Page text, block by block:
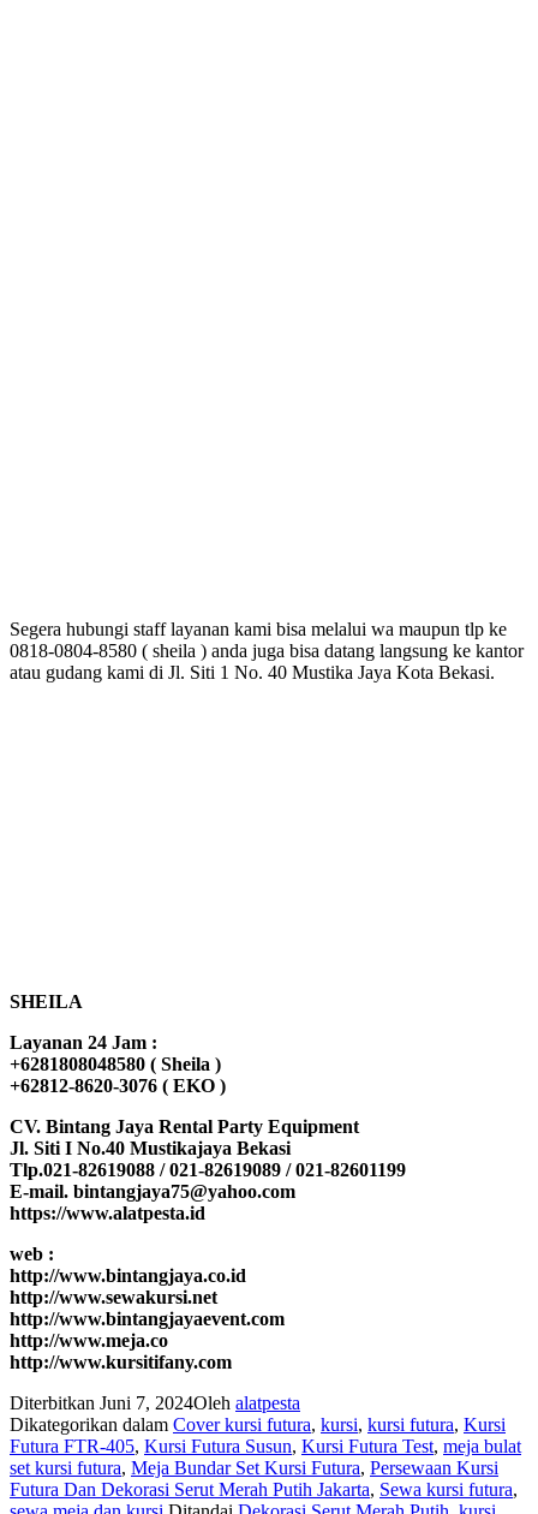
Segera hubungi staff layanan kami bisa melalui wa maupun tlp ke
0818-0804-8580 ( sheila ) anda juga bisa datang langsung ke kantor
atau gudang kami di Jl. Siti 1 No. 40 Mustika Jaya Kota Bekasi.
SHEILA
Layanan 24 Jam :
+6281808048580 ( Sheila )
+62812-8620-3076 ( EKO )
CV. Bintang Jaya Rental Party Equipment
Jl. Siti I No.40 Mustikajaya Bekasi
Tlp.021-82619088 / 021-82619089 / 021-82601199
E-mail. bintangjaya75@yahoo.com
https://www.alatpesta.id
web :
http://www.bintangjaya.co.id
http://www.sewakursi.net
http://www.bintangjayaevent.com
http://www.meja.co
http://www.kursitifany.com
Diterbitkan Juni 7, 2024Oleh alatpesta
Dikategorikan dalam Cover kursi futura, kursi, kursi futura, Kursi
Futura FTR-405, Kursi Futura Susun, Kursi Futura Test, meja bulat
set kursi futura, Meja Bundar Set Kursi Futura, Persewaan Kursi
Futura Dan Dekorasi Serut Merah Putih Jakarta, Sewa kursi futura,